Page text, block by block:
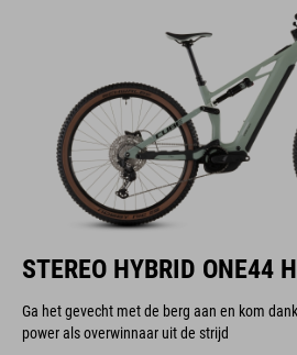
STEREO HYBRID ONE44
Ga het gevecht met de berg aan en kom
power als overwinnaar uit de strijd